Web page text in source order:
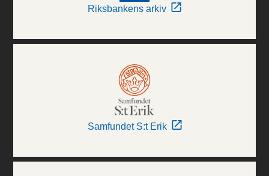
Riksbankens arkiv
Samfundet S:t Erik